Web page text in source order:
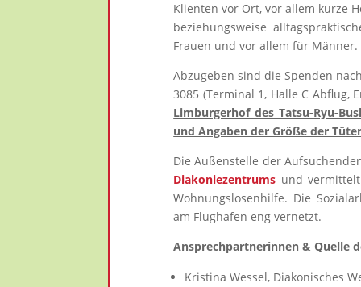
Klienten vor Ort, vor allem kurze
beziehungsweise
Frauen und vor allem für Männer.
Abzugeben sind die Spenden
3085 (Terminal 1, Halle C Abflug,
Limburgerhof des Tatsu-Ryu-
und Angaben der Größe der
Die Außenstelle der
Diakoniezentrums und
Wohnungslosenhilfe. Die
am Flughafen eng vernetzt.
Ansprechpartnerinnen & Quelle
Kristina Wessel, Diakonisches